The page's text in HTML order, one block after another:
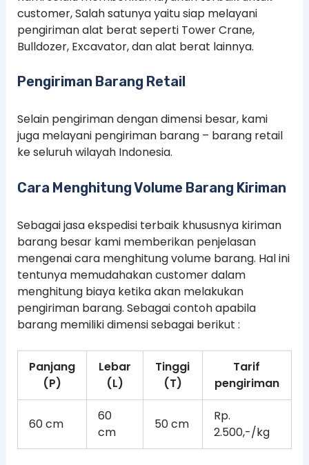
customer, Salah satunya yaitu siap melayani
pengiriman alat berat seperti Tower Crane,
Bulldozer, Excavator, dan alat berat lainnya.
Pengiriman Barang Retail
Selain pengiriman dengan dimensi besar, kami
juga melayani pengiriman barang – barang retail
ke seluruh wilayah Indonesia.
Cara Menghitung Volume Barang Kiriman
Sebagai jasa ekspedisi terbaik khususnya kiriman
barang besar kami memberikan penjelasan
mengenai cara menghitung volume barang. Hal ini
tentunya memudahakan customer dalam
menghitung biaya ketika akan melakukan
pengiriman barang. Sebagai contoh apabila
barang memiliki dimensi sebagai berikut :
Panjang
(P)
Lebar
(L)
Tinggi
(T)
Tarif
pengiriman
60 cm
60
cm
50 cm
Rp.
2.500,-/kg